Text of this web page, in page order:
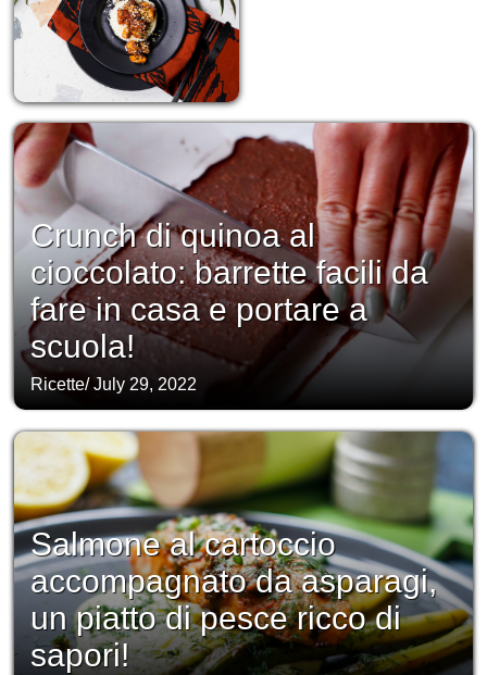
Crunch di quinoa al
cioccolato: barrette facili da
fare in casa e portare a
scuola!
Ricette/July 29, 2022
Salmone al cartoccio
accompagnato da asparagi,
un piatto di pesce ricco di
sapori!